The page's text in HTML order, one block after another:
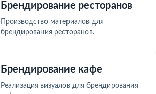
Брендирование ресторанов
Производство материалов для
брендирования ресторанов.
Брендирование кафе
Реализация визуалов для брендирования